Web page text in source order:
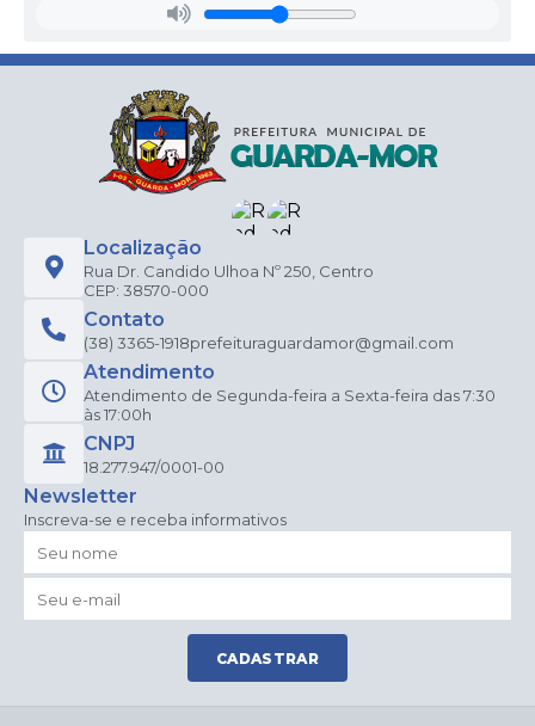
Localização
Rua Dr. Candido Ulhoa Nº 250, Centro
CEP: 38570-000
Contato
(38) 3365-1918prefeituraguardamor@gmail.com
Atendimento
Atendimento de Segunda-feira a Sexta-feira das 7:30
às 17:00h
CNPJ
18.277.947/0001-00
Newsletter
Inscreva-se e receba informativos
CADASTRAR